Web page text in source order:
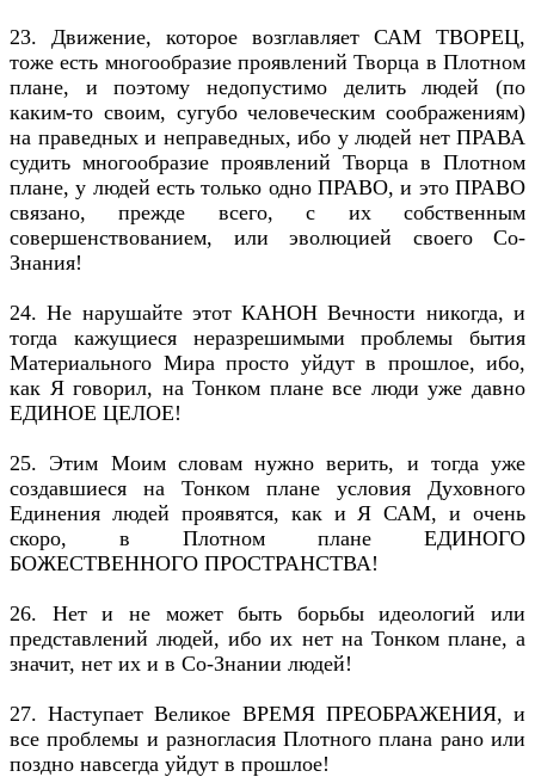
23. Движение, которое возглавляет САМ ТВОРЕЦ,
тоже есть многообразие проявлений Творца в Плотном
плане, и поэтому недопустимо делить людей (по
каким-то своим, сугубо человеческим соображениям)
на праведных и неправедных, ибо у людей нет ПРАВА
судить многообразие проявлений Творца в Плотном
плане, у людей есть только одно ПРАВО, и это ПРАВО
связано, прежде всего, с их собственным
совершенствованием, или эволюцией своего Со-
Знания!
24. Не нарушайте этот КАНОН Вечности никогда, и
тогда кажущиеся неразрешимыми проблемы бытия
Материального Мира просто уйдут в прошлое, ибо,
как Я говорил, на Тонком плане все люди уже давно
ЕДИНОЕ ЦЕЛОЕ!
25. Этим Моим словам нужно верить, и тогда уже
создавшиеся на Тонком плане условия Духовного
Единения людей проявятся, как и Я САМ, и очень
скоро, в Плотном плане ЕДИНОГО
БОЖЕСТВЕННОГО ПРОСТРАНСТВА!
26. Нет и не может быть борьбы идеологий или
представлений людей, ибо их нет на Тонком плане, а
значит, нет их и в Со-Знании людей!
27. Наступает Великое ВРЕМЯ ПРЕОБРАЖЕНИЯ, и
все проблемы и разногласия Плотного плана рано или
поздно навсегда уйдут в прошлое!